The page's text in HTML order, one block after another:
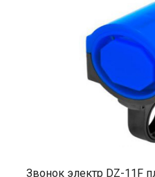
Звонок электр DZ-11F